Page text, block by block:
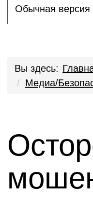
Обычная версия
Вы здесь:
Медиа/